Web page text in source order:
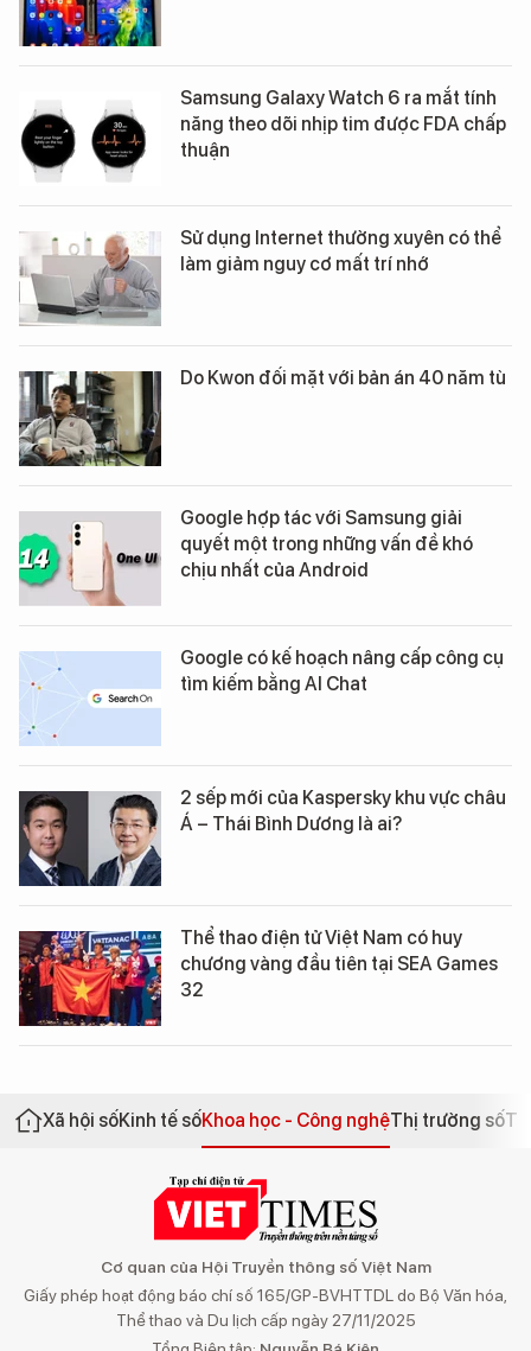
Samsung Galaxy Watch 6 ra mắt tính
năng theo dõi nhịp tim được FDA chấp
thuận
Sử dụng Internet thường xuyên có thể
làm giảm nguy cơ mất trí nhớ
Do Kwon đối mặt với bản án 40 năm tù
Google hợp tác với Samsung giải
quyết một trong những vấn đề khó
chịu nhất của Android
Google có kế hoạch nâng cấp công cụ
tìm kiếm bằng AI Chat
2 sếp mới của Kaspersky khu vực châu
Á – Thái Bình Dương là ai?
Thể thao điện tử Việt Nam có huy
chương vàng đầu tiên tại SEA Games
32
Xã hội sốKinh tế sốKhoa học - Công nghệThị trường số
Cơ quan của Hội Truyền thông số Việt Nam
Giấy phép hoạt động báo chí số 165/GP-BVHTTDL do Bộ Văn hóa,
Thể thao và Du lịch cấp ngày 27/11/2025